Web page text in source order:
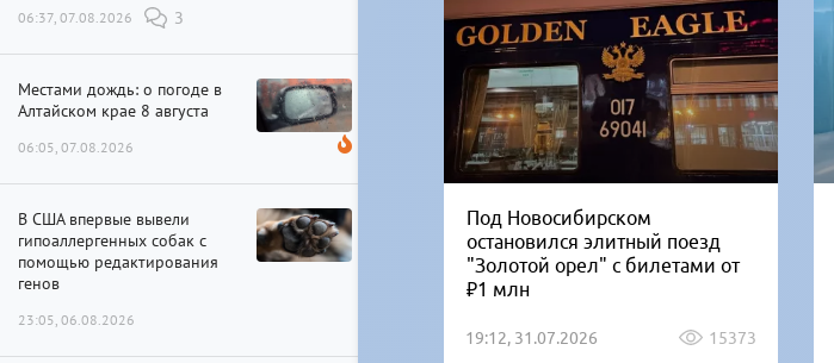
06:37, 07.08.2026 3
Местами дождь: о погоде в
Алтайском крае 8 августа
06:05, 07.08.2026
В США впервые вывели
гипоаллергенных собак с
помощью редактирования
генов
23:05, 06.08.2026
Под Новосибирском
остановился элитный поезд
"Золотой орел" с билетами от
₽1 млн
19:12, 31.07.2026 15373